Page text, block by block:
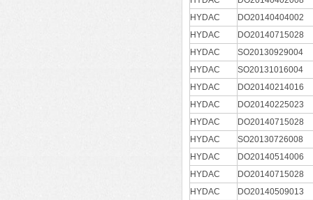
HYDAC
DO20140404002
HYDAC
DO20140715028
HYDAC
SO20130929004
HYDAC
SO20131016004
HYDAC
DO20140214016
HYDAC
DO20140225023
HYDAC
DO20140715028
HYDAC
SO20130726008
HYDAC
DO20140514006
HYDAC
DO20140715028
HYDAC
DO20140509013